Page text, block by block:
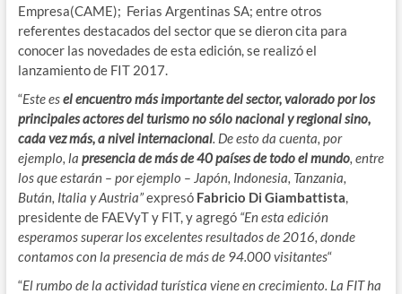
Empresa(CAME); Ferias Argentinas SA; entre otros
referentes destacados del sector que se dieron cita para
conocer las novedades de esta edición, se realizó el
lanzamiento de FIT 2017.
“Este esel encuentro más importante del sector, valorado por los
principales actores del turismo no sólo nacional y regional sino,
cada vez más, a nivel internacional. De esto da cuenta, por
ejemplo, la presencia de más de 40 países de todo el mundo, entre
los que estarán – por ejemplo – Japón, Indonesia, Tanzania,
Bután, Italia y Austria”expresó Fabricio Di Giambattista,
presidente de FAEVyT y FIT, y agregó“En esta edición
esperamos superar los excelentes resultados de 2016, donde
contamos con la presencia de más de 94.000 visitantes“
“El rumbo de la actividad turística viene en crecimiento. La FIT ha